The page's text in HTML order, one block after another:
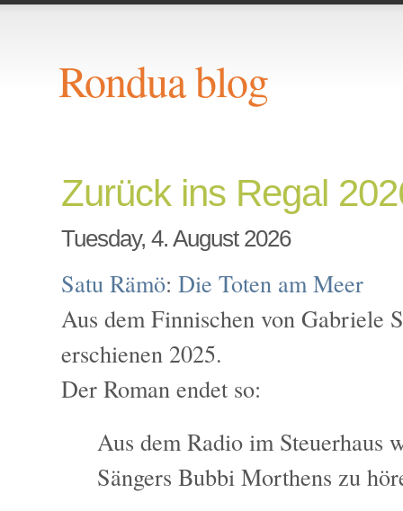
Rondua blog
Zurück ins Regal
Tuesday, 4. August 2026
Satu Rämö:Die Toten am Meer
Aus dem Finnischen von Gabriele
erschienen 2025.
Der Roman endet so:
Aus dem Radio im Steuerhaus
Sängers Bubbi Morthens zu